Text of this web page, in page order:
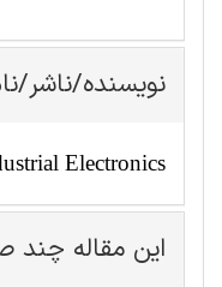
نویسنده/ناشر/
Electronics
این مقاله